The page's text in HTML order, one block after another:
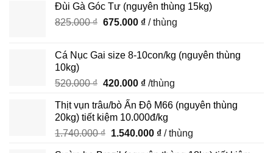
là:
390.000 ₫.
tại
là:
Đùi Gà Góc Tư (nguyên thùng 15kg)
825.000₫ Giá
825.000 ₫.
675.000 ₫Giá
là:
/ thùng
Cá Nục Gai size 8-10con/kg (nguyên thùng
10kg)
520.000₫ Giá
là:
520.000 ₫.
420.000 ₫Giá
tại
là:
420.000 ₫.
/thùng
Thịt vụn trâu/bò Ấn Độ M66 (nguyên thùng
20kg) tiết kiệm 10.000đ/kg
1.740.000₫ Giá
1.540.000 ₫Giá
/ thùng